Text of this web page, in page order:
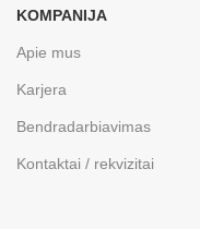
KOMPANIJA
Apie mus
Karjera
Bendradarbiavimas
Kontaktai / rekvizitai